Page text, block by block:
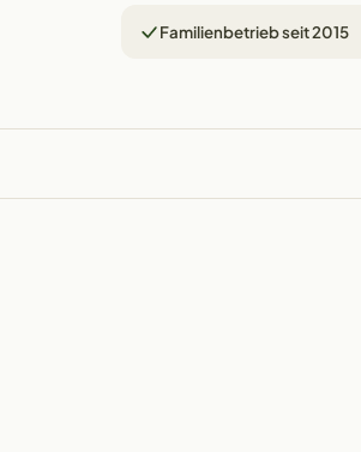
Familienbetrieb seit 2015